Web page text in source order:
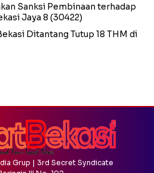
Sanksi Pembinaan terhadap
Jaya 8 (30422)
Ditantang Tutup 18 THM di
Grup | 3rd Secret Syndicate